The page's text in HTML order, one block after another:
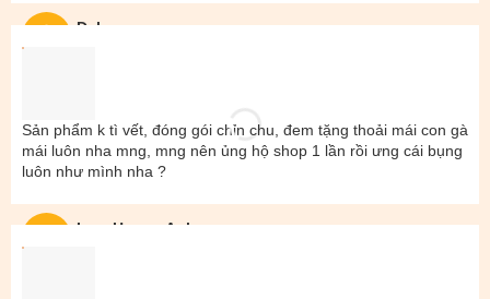
Đal
Lam Hoang Anh
Sản phẩm k tì vết, đóng gói chỉn chu, đem tặng thoải mái con gà
mái luôn nha mng, mng nên ủng hộ shop 1 lần rồi ưng cái bụng
luôn như mình nha ?